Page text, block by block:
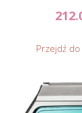
Przejdź